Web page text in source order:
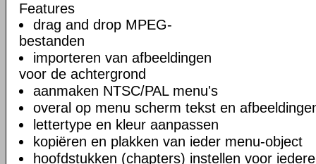
Features
drag and drop MPEG-
bestanden
importeren van afbeeldingen
voor de achtergrond
aanmaken NTSC/PAL menu's
overal op menu scherm tekst en
lettertype en kleur aanpassen
kopiëren en plakken van ieder menu-object
hoofdstukken (chapters) instellen voor